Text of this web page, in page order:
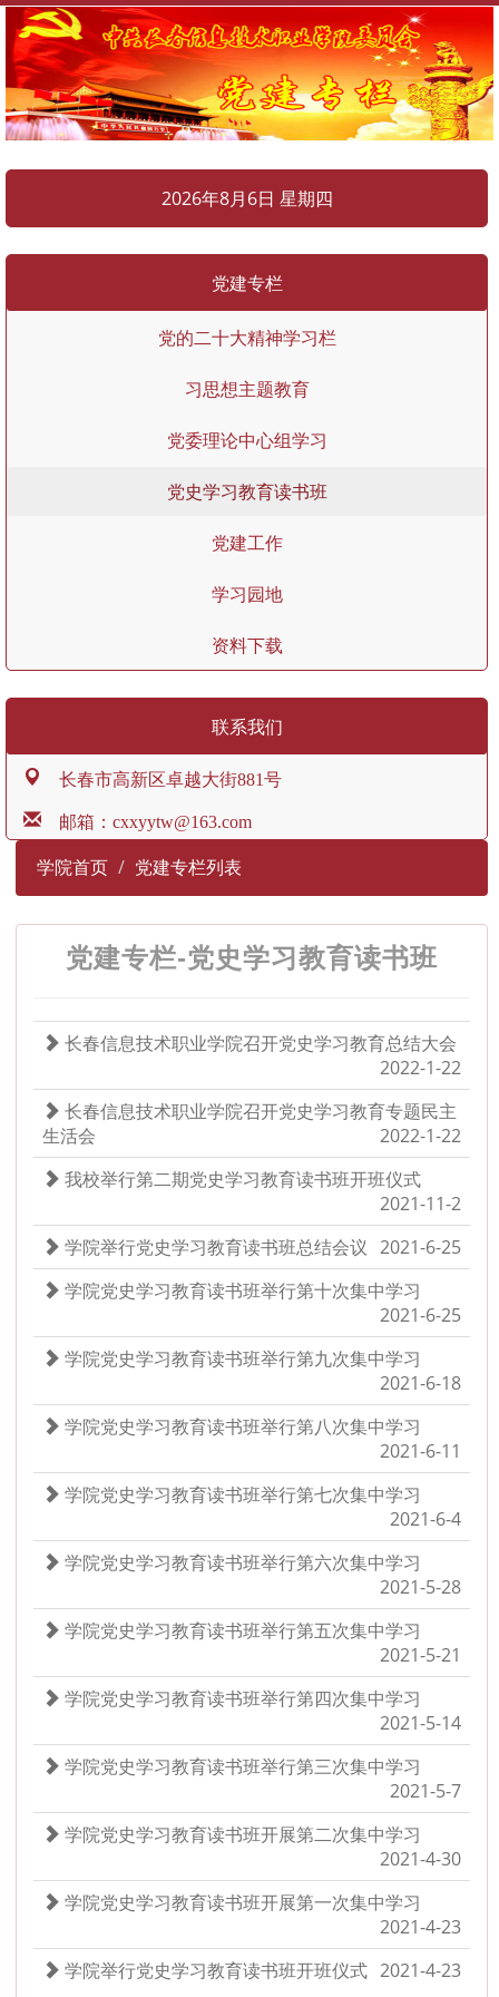
2026年8月6日 星期四
党建专栏
党的二十大精神学习栏
习思想主题教育
党委理论中心组学习
党史学习教育读书班
党建工作
学习园地
资料下载
联系我们
长春市高新区卓越大街881号
邮箱：cxxyytw@163.com
学院首页 党建专栏列表
党建专栏-党史学习教育读书班
长春信息技术职业学院召开党史学习教育总结大会
2022-1-22
长春信息技术职业学院召开党史学习教育专题民主
生活会
2022-1-22
我校举行第二期党史学习教育读书班开班仪式
2021-11-2
学院举行党史学习教育读书班总结会议 2021-6-25
学院党史学习教育读书班举行第十次集中学习
2021-6-25
学院党史学习教育读书班举行第九次集中学习
2021-6-18
学院党史学习教育读书班举行第八次集中学习
2021-6-11
学院党史学习教育读书班举行第七次集中学习
2021-6-4
学院党史学习教育读书班举行第六次集中学习
2021-5-28
学院党史学习教育读书班举行第五次集中学习
2021-5-21
学院党史学习教育读书班举行第四次集中学习
2021-5-14
学院党史学习教育读书班举行第三次集中学习
2021-5-7
学院党史学习教育读书班开展第二次集中学习
2021-4-30
学院党史学习教育读书班开展第一次集中学习
2021-4-23
学院举行党史学习教育读书班开班仪式 2021-4-23